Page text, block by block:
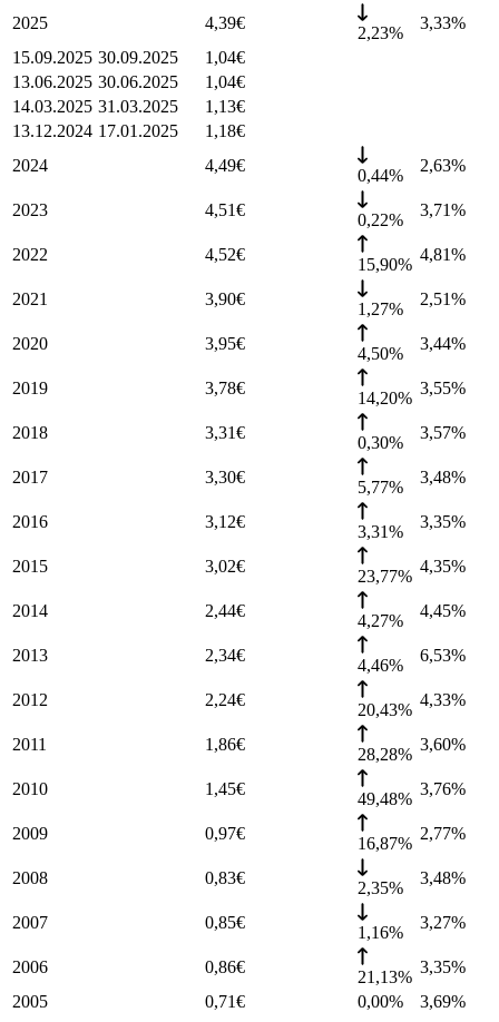
2025
4,39€
2,23%
3,33%
15.09.2025 30.09.2025 1,04€
13.06.2025 30.06.2025 1,04€
14.03.2025 31.03.2025 1,13€
13.12.2024 17.01.2025 1,18€
2024
4,49€
0,44%
2,63%
2023 4,51€
0,22%
3,71%
2022 4,52€
15,90%
4,81%
2021 3,90€
1,27%
2,51%
2020 3,95€
4,50%
3,44%
2019 3,78€
14,20%
3,55%
2018 3,31€
0,30%
3,57%
2017 3,30€
5,77%
3,48%
2016 3,12€
3,31%
3,35%
2015 3,02€
23,77%
4,35%
2014 2,44€
4,27%
4,45%
2013 2,34€
4,46%
6,53%
2012 2,24€
20,43%
4,33%
2011 1,86€
28,28%
3,60%
2010 1,45€
49,48%
3,76%
2009 0,97€
16,87%
2,77%
2008 0,83€
2,35%
3,48%
2007 0,85€
1,16%
3,27%
2006 0,86€
21,13%
3,35%
2005
0,71€ 0,00% 3,69%